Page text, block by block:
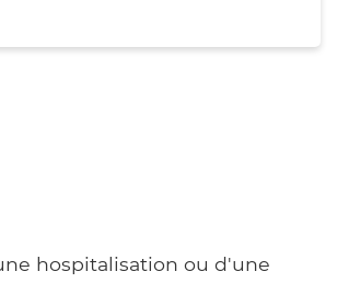
hospitalisation ou d'une